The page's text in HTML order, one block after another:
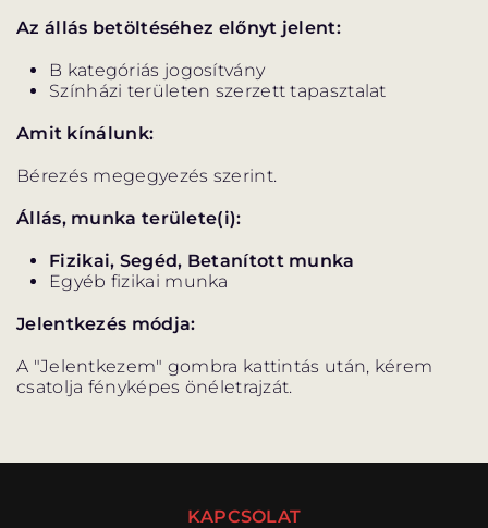
JEGYVÁSÁRLÁS
GYAKORI KÉRDÉSEK
Az állás betöltéséhez előnyt jelent:
B kategóriás jogosítvány
Színházi területen szerzett tapasztalat
Amit kínálunk:
Bérezés megegyezés szerint.
Állás, munka területe(i):
Fizikai, Segéd, Betanított munka
Egyéb fizikai munka
Jelentkezés módja:
A "Jelentkezem" gombra kattintás után, kérem
csatolja fényképes önéletrajzát.
KAPCSOLAT